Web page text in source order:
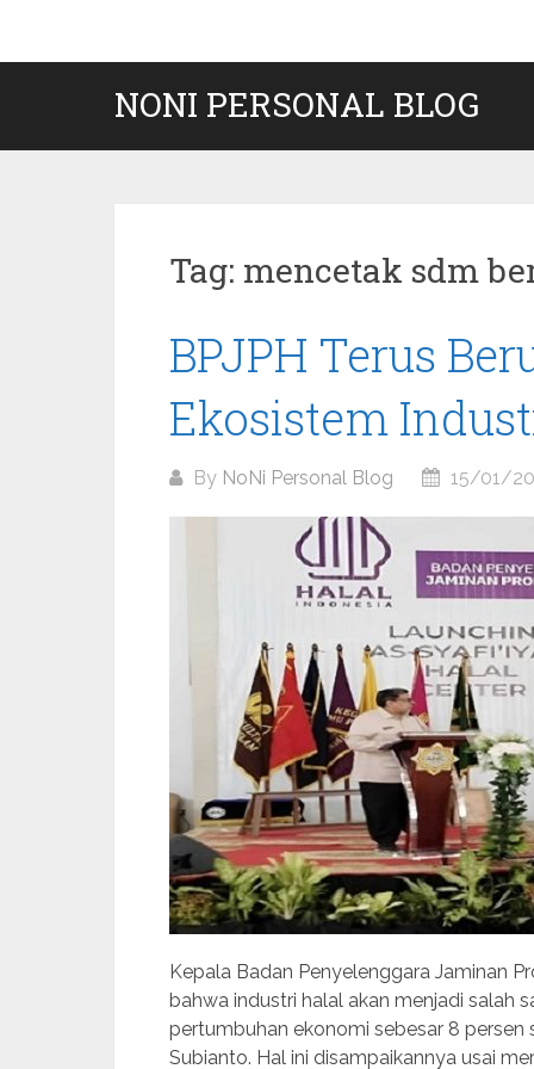
content
NONI PERSONAL BLOG
Tag: mencetak sdm
BPJPH Terus
Ekosistem
By NoNi Personal Blog 15/01/
Kepala Badan Penyelenggara Jaminan
bahwa industri halal akan menjadi salah
pertumbuhan ekonomi sebesar 8
Subianto. Hal ini disampaikannya usai